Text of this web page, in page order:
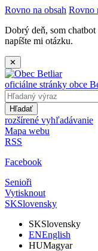
Rovno na obsah Rovno
Dobrý deň, som
napíšte mi otázku.
✕
oficiálne stránky obce
Hľadať
rozšírené vyhľadávanie
Mapa webu
RSS
Facebook
Senioři
Vytisknout
SKSlovensky
SKSlovensky
ENEnglish
HUMagyar